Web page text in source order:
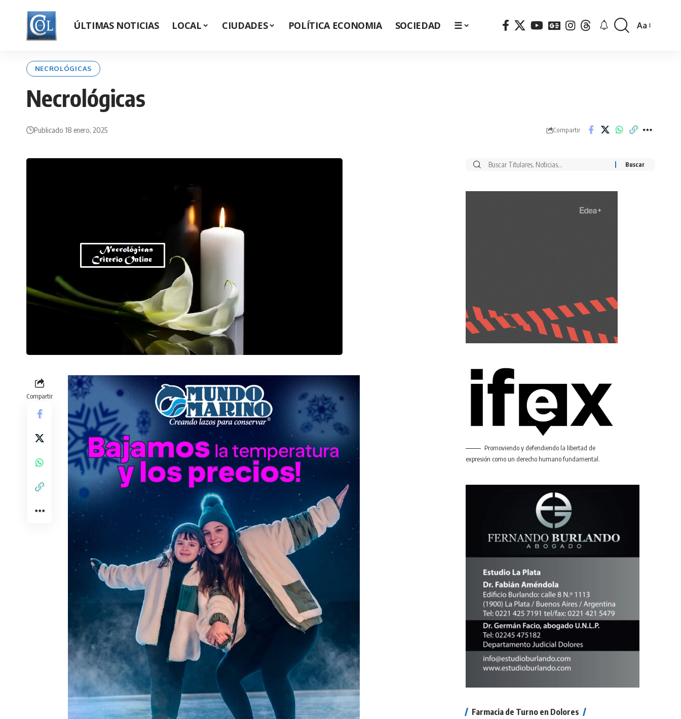
ÚLTIMAS NOTICIAS LOCAL CIUDADES POLÍTICA ECONOMIA SOCIEDAD ☰
Font
Aa
NECROLÓGICAS
Necrológicas
Publicado 18 enero, 2025 Compartir
Compartir
Buscar
Promoviendo y defendiendo la libertad de
expresión como un derecho humano fundamental.
Farmacia de Turno en Dolores